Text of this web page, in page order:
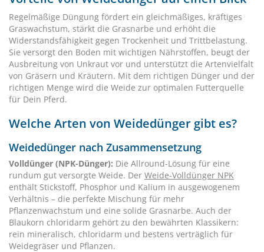
Regelmäßige Düngung fördert ein gleichmäßiges, kräftiges
Graswachstum, stärkt die Grasnarbe und erhöht die
Widerstandsfähigkeit gegen Trockenheit und Trittbelastung.
Sie versorgt den Boden mit wichtigen Nährstoffen, beugt der
Ausbreitung von Unkraut vor und unterstützt die Artenvielfalt
von Gräsern und Kräutern. Mit dem richtigen Dünger und der
richtigen Menge wird die Weide zur optimalen Futterquelle
für Dein Pferd.
Welche Arten von Weidedünger gibt es?
Weidedünger nach Zusammensetzung
Volldünger (NPK-Dünger): Die Allround-Lösung für eine
rundum gut versorgte Weide. Der Weide-Volldünger NPK
enthält Stickstoff, Phosphor und Kalium in ausgewogenem
Verhältnis – die perfekte Mischung für mehr
Pflanzenwachstum und eine solide Grasnarbe. Auch der
Blaukorn chloridarm gehört zu den bewährten Klassikern:
rein mineralisch, chloridarm und bestens verträglich für
Weidegräser und Pflanzen.